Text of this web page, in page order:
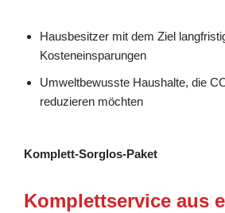
Hausbesitzer mit dem Ziel
Kosteneinsparungen
Umweltbewusste Haushalte, die
reduzieren möchten
Komplett-Sorglos-Paket
Komplettservice aus